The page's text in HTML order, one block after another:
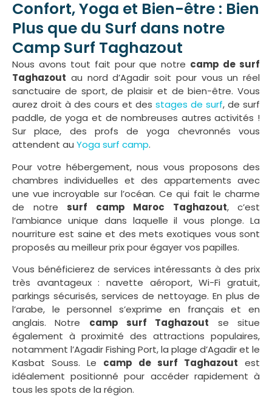
Confort, Yoga et Bien-être : Bien
Plus que du Surf dans notre
Camp Surf Taghazout
Nous avons tout fait pour que notre camp de surf
Taghazout au nord d’Agadir soit pour vous un réel
sanctuaire de sport, de plaisir et de bien-être. Vous
aurez droit à des cours et des stages de surf, de surf
paddle, de yoga et de nombreuses autres activités !
Sur place, des profs de yoga chevronnés vous
attendent au Yoga surf camp.
Pour votre hébergement, nous vous proposons des
chambres individuelles et des appartements avec
une vue incroyable sur l’océan. Ce qui fait le charme
de notre surf camp Maroc Taghazout, c’est
l’ambiance unique dans laquelle il vous plonge. La
nourriture est saine et des mets exotiques vous sont
proposés au meilleur prix pour égayer vos papilles.
Vous bénéficierez de services intéressants à des prix
très avantageux : navette aéroport, Wi-Fi gratuit,
parkings sécurisés, services de nettoyage. En plus de
l’arabe, le personnel s’exprime en français et en
anglais. Notre camp surf Taghazout se situe
également à proximité des attractions populaires,
notamment l’Agadir Fishing Port, la plage d’Agadir et le
Kasbat Souss. Le camp de surf Taghazout est
idéalement positionné pour accéder rapidement à
tous les spots de la région.